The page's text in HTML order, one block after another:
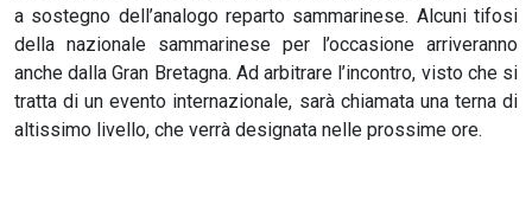
a sostegno dell’analogo reparto sammarinese. Alcuni tifosi
della nazionale sammarinese per l’occasione arriveranno
anche dalla Gran Bretagna. Ad arbitrare l’incontro, visto che si
tratta di un evento internazionale, sarà chiamata una terna di
altissimo livello, che verrà designata nelle prossime ore.